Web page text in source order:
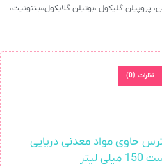
پروپیلن گلیکول ،بوتیلن گلایکول،،بنتونیت،
نظرات (0)
حاوی مواد معدنی دریایی
لیتر